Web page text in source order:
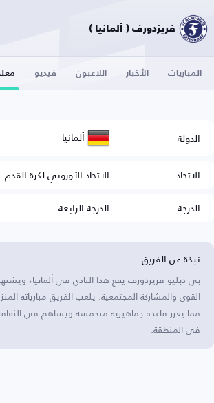
فريزدورف ( ألمانيا )
المباريات الأخبار اللاعبون فيديو
الدولة ألمانيا
الاتحاد
الاتحاد الأوروبي لكرة القدم
الدرجة
الدرجة الرابعة
نبذة عن الفريق
بي دبليو فريزدورف يقع هذا النادي في ألمانيا،
القوي والمشاركة المجتمعية. يلعب الفريق مبارياته
مما يعزز قاعدة جماهيرية متحمسة ويساهم في الثقافة
في المنطقة.